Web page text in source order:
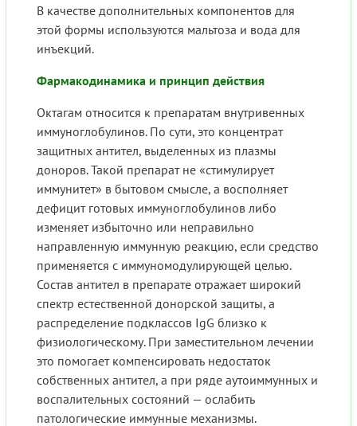
В качестве дополнительных компонентов для
этой формы используются мальтоза и вода для
инъекций.
Фармакодинамика и принцип действия
Октагам относится к препаратам внутривенных
иммуноглобулинов. По сути, это концентрат
защитных антител, выделенных из плазмы
доноров. Такой препарат не «стимулирует
иммунитет» в бытовом смысле, а восполняет
дефицит готовых иммуноглобулинов либо
изменяет избыточно или неправильно
направленную иммунную реакцию, если средство
применяется с иммуномодулирующей целью.
Состав антител в препарате отражает широкий
спектр естественной донорской защиты, а
распределение подклассов IgG близко к
физиологическому. При заместительном лечении
это помогает компенсировать недостаток
собственных антител, а при ряде аутоиммунных и
воспалительных состояний — ослабить
патологические иммунные механизмы.